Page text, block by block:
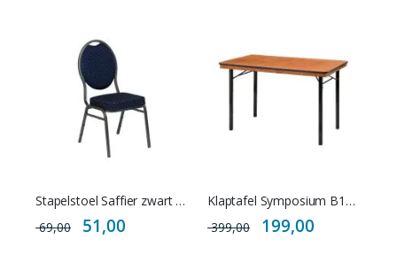
Stapelstoel Saffier zwart / blauw / rood
69,00
Special
Price
51,00
Klaptafel Symposium B120 / 140 / 160 x D80cm
399,00
Special
Price
199,00